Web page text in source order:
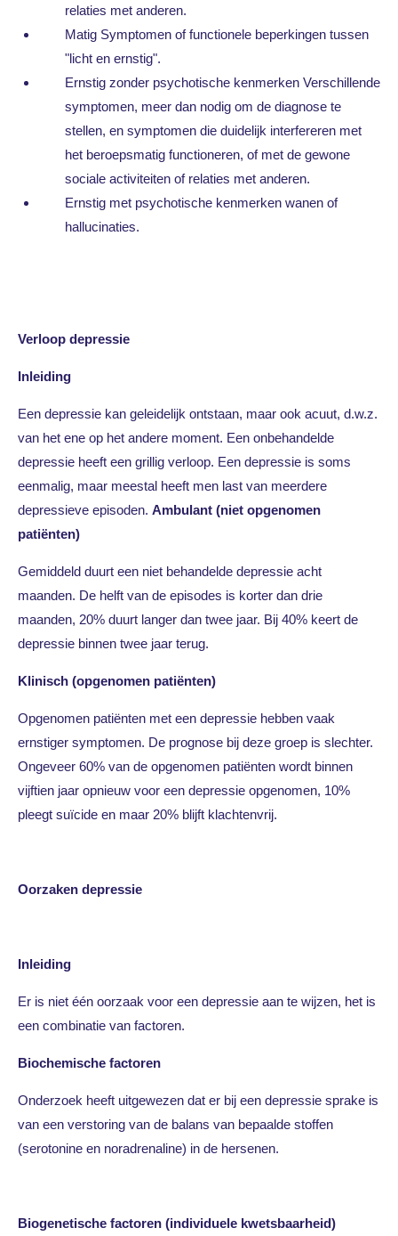
relaties met anderen.
Matig Symptomen of functionele beperkingen tussen
"licht en ernstig".
Ernstig zonder psychotische kenmerken Verschillende
symptomen, meer dan nodig om de diagnose te
stellen, en symptomen die duidelijk interfereren met
het beroepsmatig functioneren, of met de gewone
sociale activiteiten of relaties met anderen.
Ernstig met psychotische kenmerken wanen of
hallucinaties.
Verloop depressie
Inleiding
Een depressie kan geleidelijk ontstaan, maar ook acuut, d.w.z.
van het ene op het andere moment. Een onbehandelde
depressie heeft een grillig verloop. Een depressie is soms
eenmalig, maar meestal heeft men last van meerdere
depressieve episoden. Ambulant (niet opgenomen
patiënten)
Gemiddeld duurt een niet behandelde depressie acht
maanden. De helft van de episodes is korter dan drie
maanden, 20% duurt langer dan twee jaar. Bij 40% keert de
depressie binnen twee jaar terug.
Klinisch (opgenomen patiënten)
Opgenomen patiënten met een depressie hebben vaak
ernstiger symptomen. De prognose bij deze groep is slechter.
Ongeveer 60% van de opgenomen patiënten wordt binnen
vijftien jaar opnieuw voor een depressie opgenomen, 10%
pleegt suïcide en maar 20% blijft klachtenvrij.
Oorzaken depressie
Inleiding
Er is niet één oorzaak voor een depressie aan te wijzen, het is
een combinatie van factoren.
Biochemische factoren
Onderzoek heeft uitgewezen dat er bij een depressie sprake is
van een verstoring van de balans van bepaalde stoffen
(serotonine en noradrenaline) in de hersenen.
Biogenetische factoren (individuele kwetsbaarheid)